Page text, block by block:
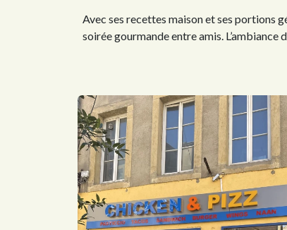
Avec ses recettes maison et ses portions
soirée gourmande entre amis.